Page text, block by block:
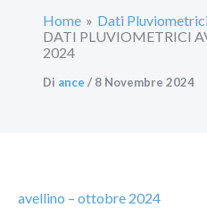
Home
Dati
DATI PLUVIOMETRICI
2024
Di ance / 8 Novembre 2024
avellino – ottobre 2024